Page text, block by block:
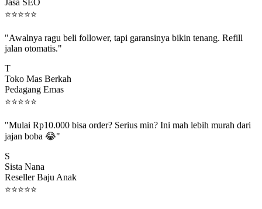
⭐⭐⭐⭐⭐
jalan otomatis."
Toko Mas Berkah
Pedagang Emas
⭐⭐⭐⭐⭐
jajan boba 😂"
Sista Nana
Reseller Baju Anak
⭐⭐⭐⭐⭐